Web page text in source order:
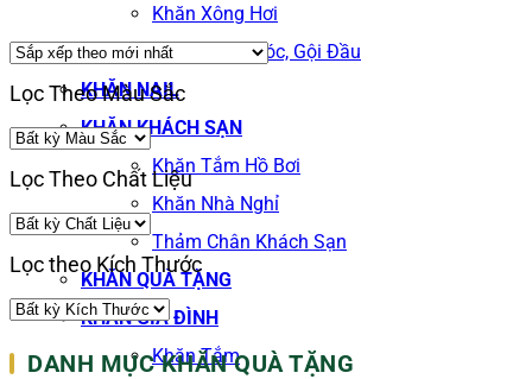
Khăn Xông Hơi
Khăn Salon Tóc, Gội Đầu
KHĂN NAIL
KHĂN KHÁCH SẠN
Khăn Tắm Hồ Bơi
Khăn Nhà Nghỉ
Thảm Chân Khách Sạn
KHĂN QUÀ TẶNG
KHĂN GIA ĐÌNH
Khăn Tắm
xếp
mới
Lọc Theo Màu Sắc
Lọc Theo Chất Liệu
Lọc theo Kích Thước
DANH MỤC KHĂN QUÀ TẶNG